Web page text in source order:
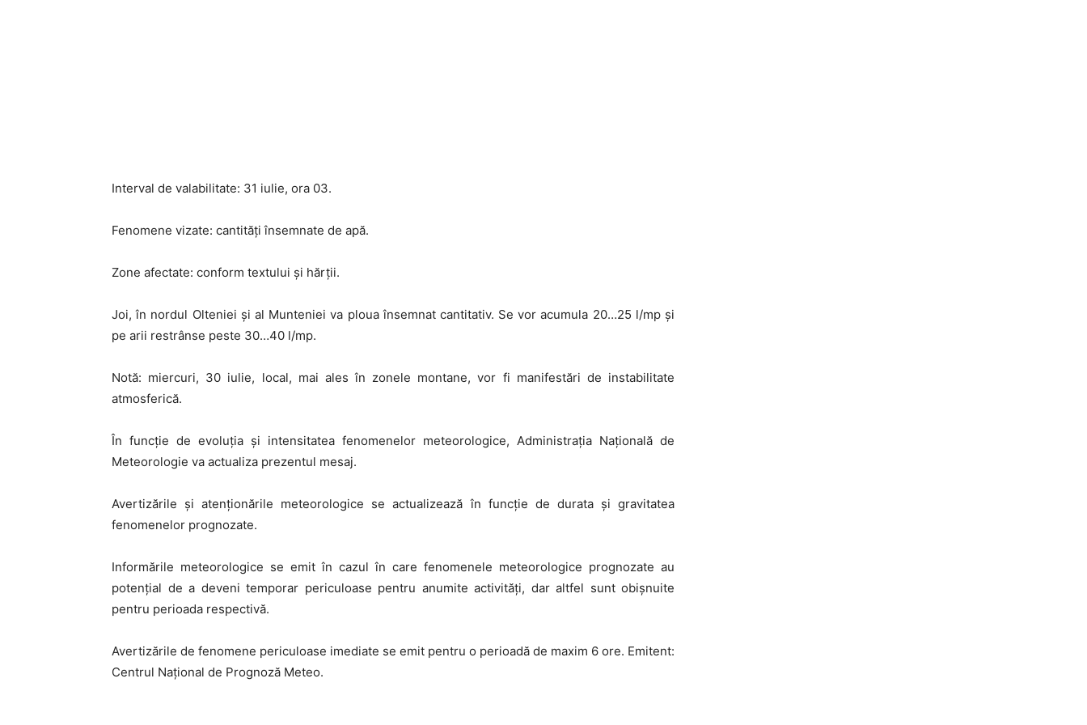
Interval de valabilitate: 31 iulie, ora 03.
Fenomene vizate: cantități însemnate de apă.
Zone afectate: conform textului și hărții.
Joi, în nordul Olteniei și al Munteniei va ploua însemnat cantitativ. Se vor acumula 20…25 l/mp și
pe arii restrânse peste 30…40 l/mp.
Notă: miercuri, 30 iulie, local, mai ales în zonele montane, vor fi manifestări de instabilitate
atmosferică.
În funcţie de evoluţia şi intensitatea fenomenelor meteorologice, Administraţia Naţională de
Meteorologie va actualiza prezentul mesaj.
Avertizările și atenționările meteorologice se actualizează în funcție de durata și gravitatea
fenomenelor prognozate.
Informările meteorologice se emit în cazul în care fenomenele meteorologice prognozate au
potențial de a deveni temporar periculoase pentru anumite activităţi, dar altfel sunt obişnuite
pentru perioada respectivă.
Avertizările de fenomene periculoase imediate se emit pentru o perioadă de maxim 6 ore. Emitent:
Centrul Național de Prognoză Meteo.